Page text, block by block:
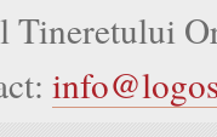
Tineretului